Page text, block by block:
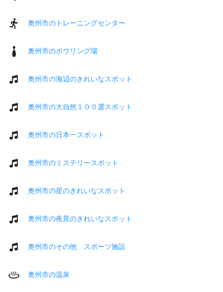
奥州市のトレーニングセンター
奥州市のボウリング場
奥州市の海辺のきれいなスポット
奥州市の大自然１００選スポット
奥州市の日本一スポット
奥州市のミステリースポット
奥州市の星のきれいなスポット
奥州市の夜景のきれいなスポット
奥州市のその他 スポーツ施設
奥州市の温泉